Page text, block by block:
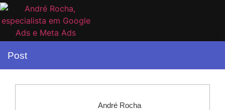
Post
André Rocha